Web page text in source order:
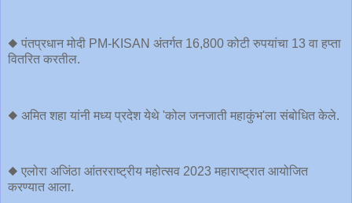
◆ पंतप्रधान मोदी PM-KISAN अंतर्गत 16,800 कोटी रुपयांचा 13 वा हप्ता
वितरित करतील.
◆ अमित शहा यांनी मध्य प्रदेश येथे 'कोल जनजाती महाकुंभ'ला संबोधित केले.
◆ एलोरा अजिंठा आंतरराष्ट्रीय महोत्सव 2023 महाराष्ट्रात आयोजित
करण्यात आला.